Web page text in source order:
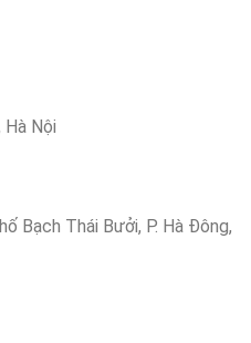
Nội
Bạch Thái Bưởi, P. Hà Đông,